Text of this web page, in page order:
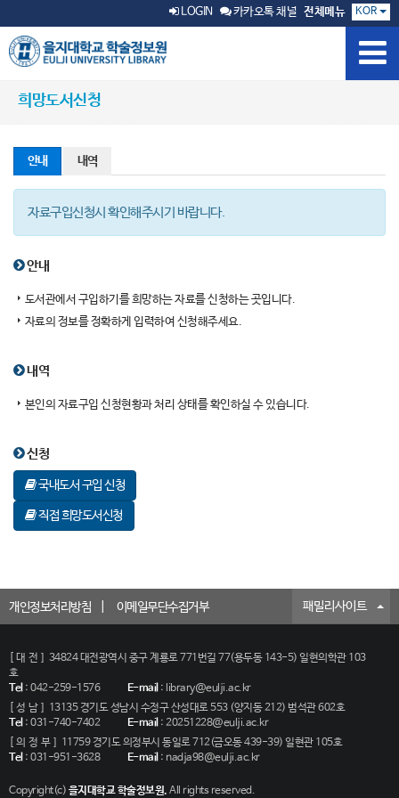
LOGIN 카카오톡 채널 전체메뉴 KOR
희망도서신청
안내 내역
자료구입신청시 확인해주시기 바랍니다.
안내
도서관에서 구입하기를 희망하는 자료를 신청하는 곳입니다.
자료의 정보를 정확하게 입력하여 신청해주세요.
내역
본인의 자료구입 신청현황과 처리 상태를 확인하실 수 있습니다.
신청
국내도서 구입 신청
직접 희망도서신청
개인정보처리방침 이메일무단수집거부 패밀리사이트
[대전]
34824 대전광역시 중구 계룡로 771번길 77(용두동 143-5) 일현의학관 103
호
Tel: 042-259-1576 E-mail: library@eulji.ac.kr
[성남]
13135 경기도 성남시 수정구 산성대로 553 (양지동 212) 범석관 602호
Tel: 031-740-7402 E-mail: 20251228@eulji.ac.kr
[의정부]
11759 경기도 의정부시 동일로 712(금오동 439-39) 일현관 105호
Tel: 031-951-3628 E-mail: nadja98@eulji.ac.kr
Copyright(c) 을지대학교 학술정보원. All rights reserved.